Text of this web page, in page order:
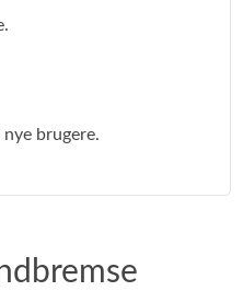
brugere.